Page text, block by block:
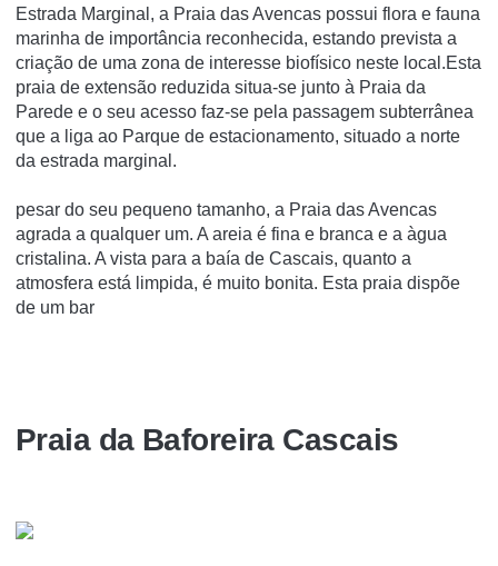
Estrada Marginal, a Praia das Avencas possui flora e fauna
marinha de importância reconhecida, estando prevista a
criação de uma zona de interesse biofísico neste local.Esta
praia de extensão reduzida situa-se junto à Praia da
Parede e o seu acesso faz-se pela passagem subterrânea
que a liga ao Parque de estacionamento, situado a norte
da estrada marginal.
pesar do seu pequeno tamanho, a Praia das Avencas
agrada a qualquer um. A areia é fina e branca e a àgua
cristalina. A vista para a baía de Cascais, quanto a
atmosfera está limpida, é muito bonita. Esta praia dispõe
de um bar
Praia da Baforeira Cascais